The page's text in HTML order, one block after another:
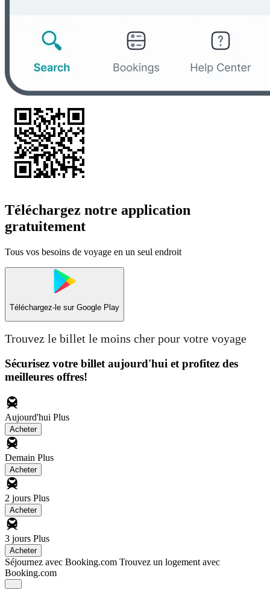
Téléchargez notre application
gratuitement
Tous vos besoins de voyage en un seul endroit
Téléchargez-le sur Google Play
Trouvez le billet le moins cher pour votre voyage
Sécurisez votre billet aujourd'hui et profitez des
meilleures offres!
Aujourd'hui Plus
Acheter
Demain Plus
Acheter
2 jours Plus
Acheter
3 jours Plus
Acheter
Séjournez avec Booking.com Trouvez un logement avec
Booking.com